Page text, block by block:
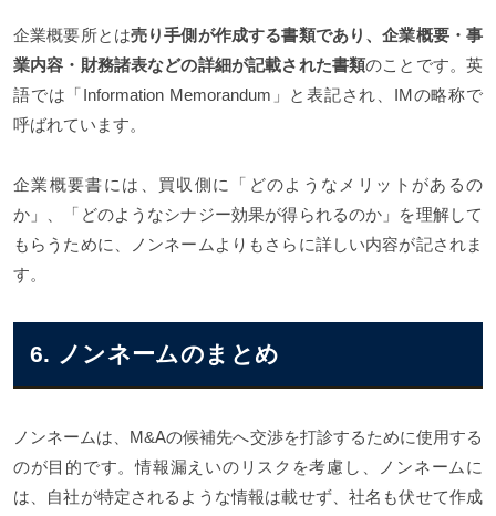
企業概要所とは売り手側が作成する書類であり、企業概要・事
業内容・財務諸表などの詳細が記載された書類のことです。英
語では「Information Memorandum」と表記され、IMの略称で
呼ばれています。
企業概要書には、買収側に「どのようなメリットがあるの
か」、「どのようなシナジー効果が得られるのか」を理解して
もらうために、ノンネームよりもさらに詳しい内容が記されま
す。
6. ノンネームのまとめ
ノンネームは、M&Aの候補先へ交渉を打診するために使用する
のが目的です。情報漏えいのリスクを考慮し、ノンネームに
は、自社が特定されるような情報は載せず、社名も伏せて作成